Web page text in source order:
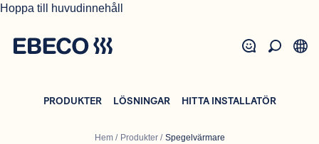
Hoppa till huvudinnehåll
PRODUKTER LÖSNINGAR HITTA INSTALLATÖR
Hem/ Produkter/ Spegelvärmare